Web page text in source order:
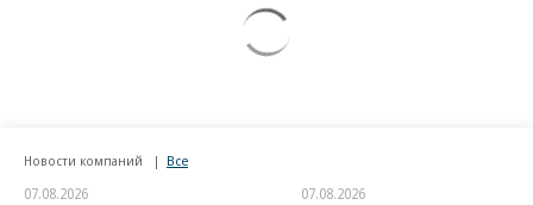
Новости компаний Все
07.08.2026 07.08.2026